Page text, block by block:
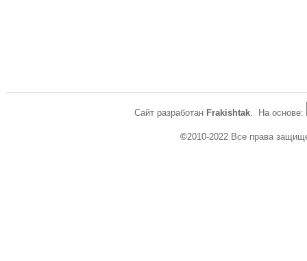
Сайт разработан Frakishtak. На основе:
©2010-2022 Все права